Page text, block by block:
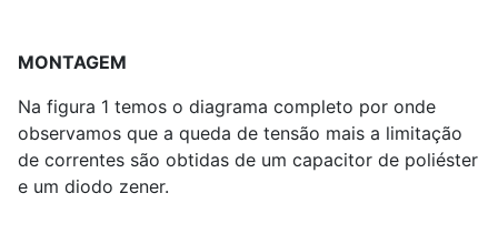
MONTAGEM
Na figura 1 temos o diagrama completo por onde
observamos que a queda de tensão mais a limitação
de correntes são obtidas de um capacitor de poliéster
e um diodo zener.